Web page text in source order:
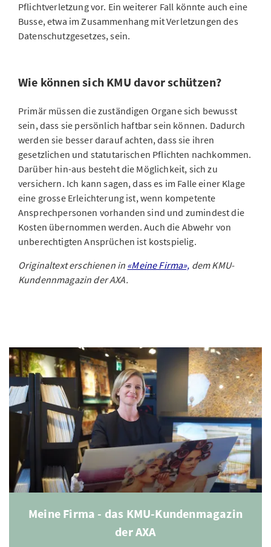
Pflichtverletzung vor. Ein weiterer Fall könnte auch eine
Busse, etwa im Zusammenhang mit Verletzungen des
Datenschutzgesetzes, sein.
Wie können sich KMU davor schützen?
Primär müssen die zuständigen Organe sich bewusst
sein, dass sie persönlich haftbar sein können. Dadurch
werden sie besser darauf achten, dass sie ihren
gesetzlichen und statutarischen Pflichten nachkommen.
Darüber hin-aus besteht die Möglichkeit, sich zu
versichern. Ich kann sagen, dass es im Falle einer Klage
eine grosse Erleichterung ist, wenn kompetente
Ansprechpersonen vorhanden sind und zumindest die
Kosten übernommen werden. Auch die Abwehr von
unberechtigten Ansprüchen ist kostspielig.
Originaltext erschienen in «Meine Firma», dem KMU-
Kundennmagazin der AXA.
Meine Firma - das KMU-Kundenmagazin
der AXA